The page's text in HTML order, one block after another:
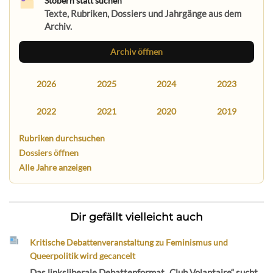
Texte, Rubriken, Dossiers und Jahrgänge aus dem
Archiv.
Archiv öffnen
2026 2025 2024 2023
2022 2021 2020 2019
Rubriken durchsuchen
Dossiers öffnen
Alle Jahre anzeigen
Dir gefällt vielleicht auch
Kritische Debattenveranstaltung zu Feminismus und
Queerpolitik wird gecancelt